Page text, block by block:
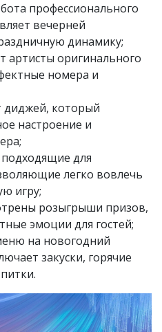
профессионального
вечерней
динамику;
артисты оригинального
номера и
диджей, который
настроение и
подходящие для
легко вовлечь
игру;
розыгрыши призов,
эмоции для гостей;
на новогодний
закуски, горячие